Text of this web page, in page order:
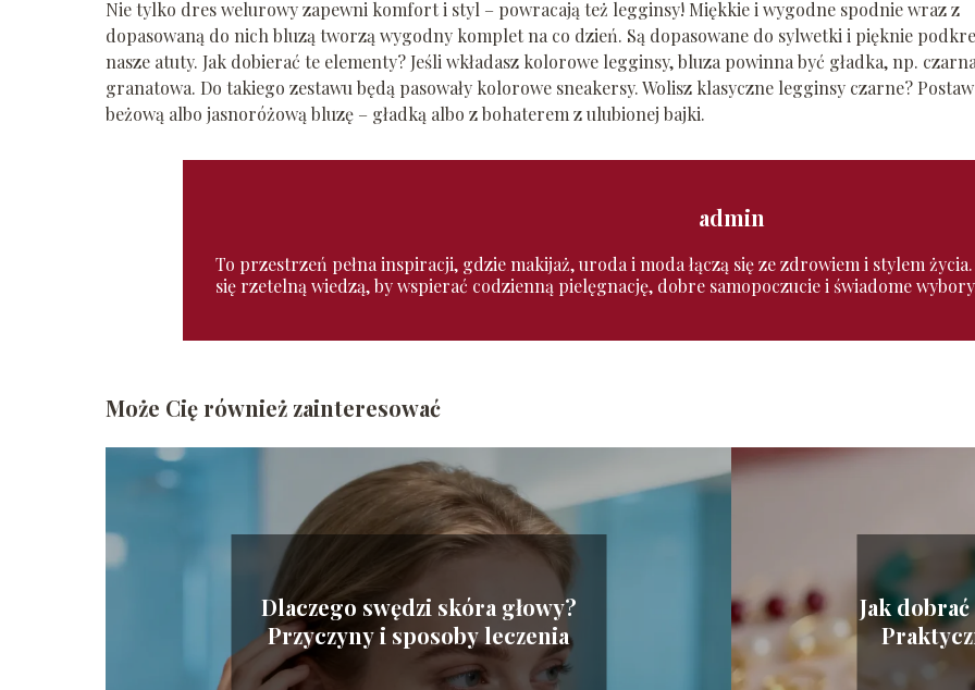
Nie tylko dres welurowy zapewni komfort i styl – powracają też legginsy! Miękkie i wygodne spodnie wraz z
dopasowaną do nich bluzą tworzą wygodny komplet na co dzień. Są dopasowane do sylwetki i pięknie
nasze atuty. Jak dobierać te elementy? Jeśli wkładasz kolorowe legginsy, bluza powinna być gładka, np.
granatowa. Do takiego zestawu będą pasowały kolorowe sneakersy. Wolisz klasyczne legginsy czarne?
beżową albo jasnoróżową bluzę – gładką albo z bohaterem z ulubionej bajki.
admin
To przestrzeń pełna inspiracji, gdzie makijaż, uroda i moda łączą się ze zdrowiem i stylem
się rzetelną wiedzą, by wspierać codzienną pielęgnację, dobre samopoczucie i świadome
Może Cię również zainteresować
Dlaczego swędzi skóra głowy?
Przyczyny i sposoby leczenia
Jak